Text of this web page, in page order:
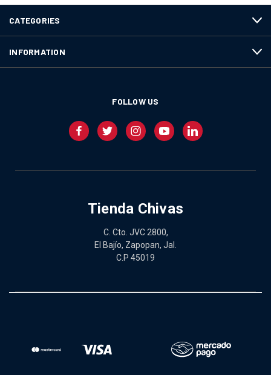
CATEGORIES
INFORMATION
FOLLOW US
Tienda Chivas
C. Cto. JVC 2800,
El Bajío, Zapopan, Jal.
C.P 45019